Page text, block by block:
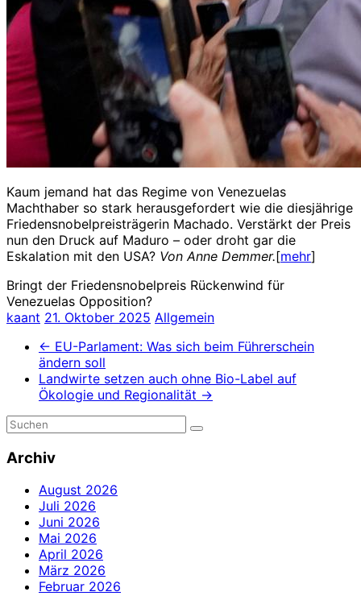
Kaum jemand hat das Regime von Venezuelas
Machthaber so stark herausgefordert wie die diesjährige
Friedensnobelpreisträgerin Machado. Verstärkt der Preis
nun den Druck auf Maduro – oder droht gar die
Eskalation mit den USA? Von Anne Demmer.[mehr]
Bringt der Friedensnobelpreis Rückenwind für
Venezuelas Opposition?
kaant 21. Oktober 2025 Allgemein
← EU-Parlament: Was sich beim Führerschein
ändern soll
Landwirte setzen auch ohne Bio-Label auf
Ökologie und Regionalität →
Archiv
August 2026
Juli 2026
Juni 2026
Mai 2026
April 2026
März 2026
Februar 2026